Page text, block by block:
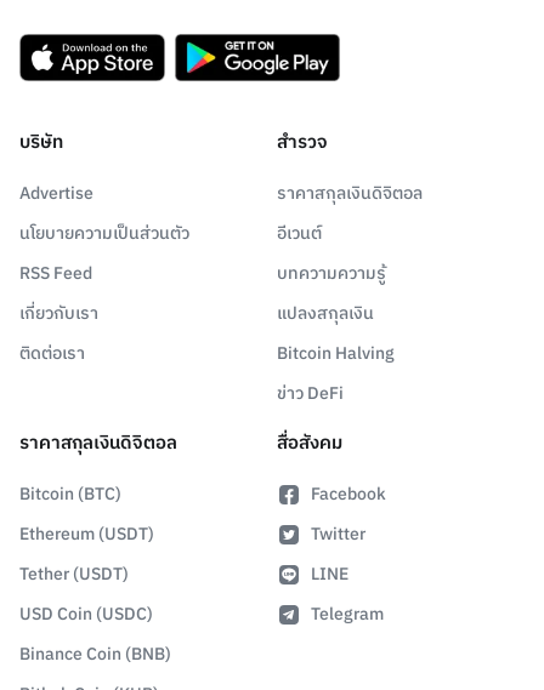
บริษัท
Advertise
นโยบายความเป็นส่วนตัว
RSS Feed
เกี่ยวกับเรา
ติดต่อเรา
สำรวจ
ราคาสกุลเงินดิจิตอล
อีเวนต์
บทความความรู้
แปลงสกุลเงิน
Bitcoin Halving
ข่าว DeFi
ราคาสกุลเงินดิจิตอล
Bitcoin (BTC)
Ethereum (USDT)
Tether (USDT)
USD Coin (USDC)
Binance Coin (BNB)
สื่อสังคม
Facebook
Twitter
LINE
Telegram